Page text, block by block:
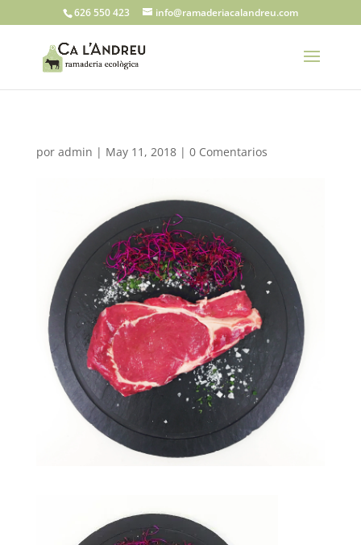
626 550 423 info@ramaderiacalandreu.com
por admin | May 11, 2018| 0 Comentarios